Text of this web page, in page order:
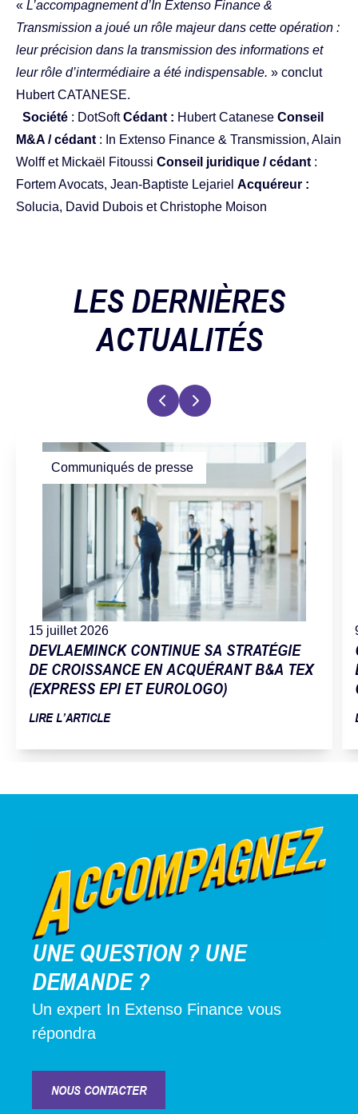
« L’accompagnement d’In Extenso Finance &
Transmission a joué un rôle majeur dans cette opération :
leur précision dans la transmission des informations et
leur rôle d’intermédiaire a été indispensable. » conclut
Hubert CATANESE.
Société : DotSoftCédant : Hubert Catanese Conseil
M&A / cédant : In Extenso Finance & Transmission, Alain
Wolff et Mickaël Fitoussi Conseil juridique / cédant :
Fortem Avocats, Jean-Baptiste Lejariel Acquéreur :
Solucia, David Dubois et Christophe Moison
LES DERNIÈRES
ACTUALITÉS
Communiqués de presse
15 juillet 2026
DEVLAEMINCK CONTINUE SA STRATÉGIE
DE CROISSANCE EN ACQUÉRANT B&A TEX
(EXPRESS EPI ET EUROLOGO)
LIRE L’ARTICLE
UNE QUESTION ? UNE
DEMANDE ?
Un expert In Extenso Finance vous
répondra
NOUS CONTACTER